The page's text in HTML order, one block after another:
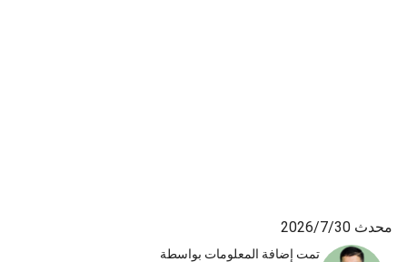
تمت إضافة المعلومات بواسطة
محدث 30‏/7‏/2026